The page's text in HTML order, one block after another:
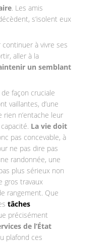
. Les amis
s’isolent eux
à vivre ses
aller à la
un semblant
façon cruciale
vaillantes, d’une
rien n’entache leur
La vie doit
pas concevable, à
ne pas dire pas
randonnée, une
plus sérieux non
gros travaux
rangement. Que
tâches
précisément
de l’État
plafond ces